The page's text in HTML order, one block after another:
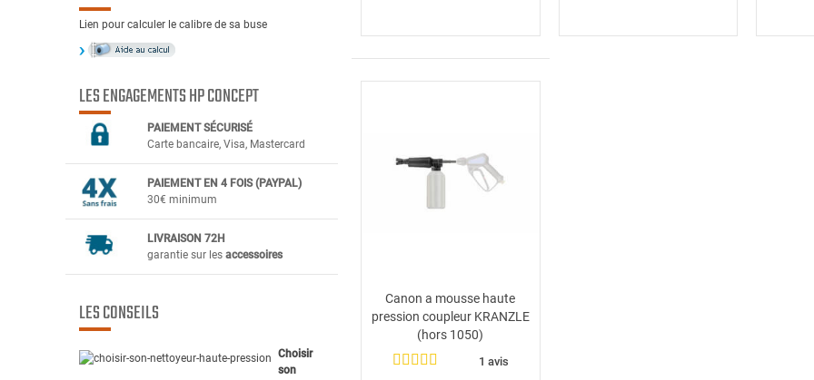
Lien pour calculer le calibre de sa buse
LES ENGAGEMENTS HP CONCEPT
PAIEMENT SÉCURISÉ
Carte bancaire, Visa, Mastercard
PAIEMENT EN 4 FOIS (PAYPAL)
30€ minimum
LIVRAISON 72H
garantie sur les accessoires
LES CONSEILS
Choisir
son
Ajouter au panier
Canon a mousse haute
pression coupleur KRANZLE
(hors 1050)
1 avis